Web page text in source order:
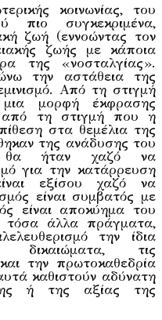
κοινωνίας, του
πιο συγκεκριμένα,
ζωή (εννοώντας τον
ζωής με κάποια
της «νοσταλγίας».
την αστάθεια της
Από τη στιγμή
μορφή έκφρασης
από τη στιγμή που η
στα θεμέλια της
της ανάδυσης του
θα ήταν χαζό να
για την κατάρρευση
εξίσου χαζό να
είναι συμβατός με
είναι αποκύημα του
τόσα άλλα πράγματα,
την ίδια
τις
την πρωτοκαθεδρία
καθιστούν αδύνατη
ή της αξίας της